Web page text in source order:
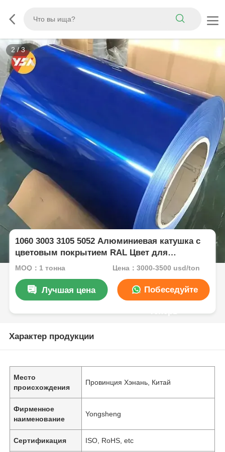
3/3
1060 3003 3105 5052 Алюминиевая катушка с
цветовым покрытием RAL Цвет для
роликовой жалюзи
MOQ：1 тонна Цена：3000-3500 usd/ton
Лучшая цена Побеседуйте
Характер продукции
Место
происхождения
Провинция Хэнань, Китай
Фирменное
наименование
Yongsheng
Сертификация ISO, RoHS, etc